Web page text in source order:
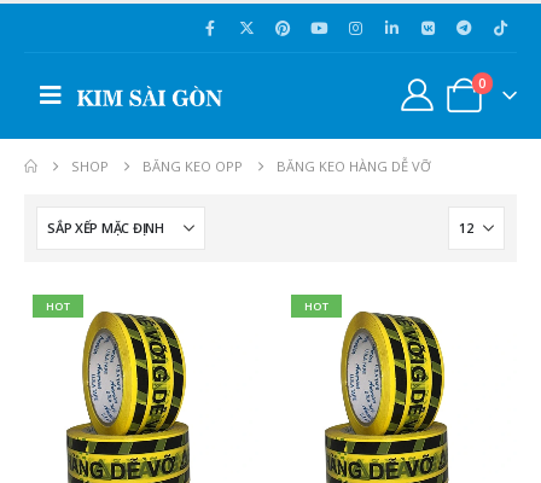
0
SHOP BĂNG KEO OPP BĂNG KEO HÀNG DỄ VỠ
HOT HOT